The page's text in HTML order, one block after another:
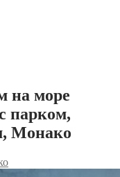
на море
парком,
Монако